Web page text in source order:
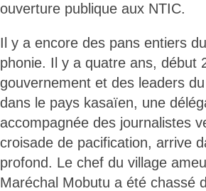
ouverture publique aux NTIC.
Il y a encore des pans entiers
phonie. Il y a quatre ans, début
gouvernement et des leaders
dans le pays kasaïen, une
accompagnée des journalistes
croisade de pacification, arrive
profond. Le chef du village
Maréchal Mobutu a été chassé